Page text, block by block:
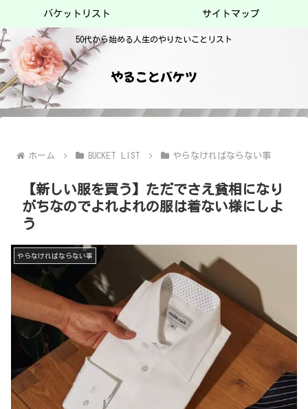
50代から始める人生のやりたいことリスト
やることバケツ
バケットリスト サイトマップ
ホーム BUCKET LIST やらなければならない事
【新しい服を買う】ただでさえ貧相になり
がちなのでよれよれの服は着ない様にしよ
う
やらなければならない事